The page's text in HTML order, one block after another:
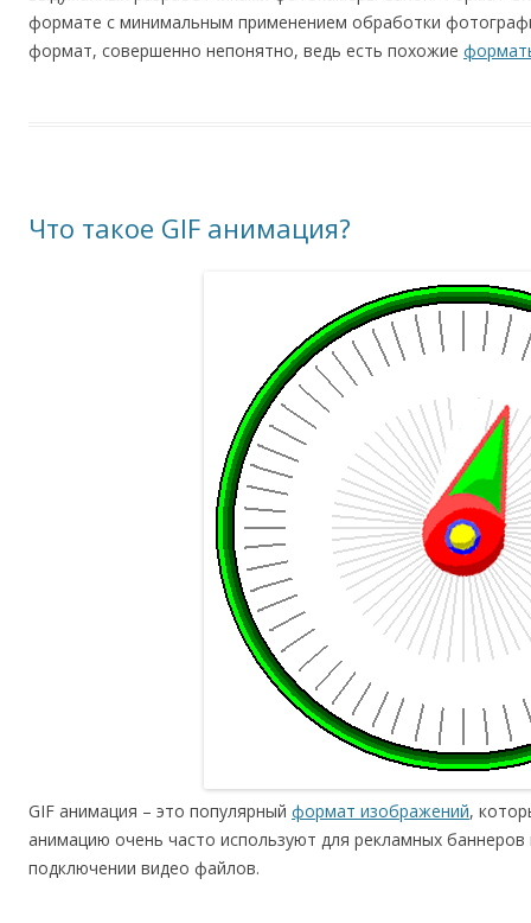
формате с минимальным применением обработки
формат, совершенно непонятно, ведь есть похожие
Что такое GIF анимация?
GIF анимация – это популярный формат изображений,
анимацию очень часто используют для рекламных
подключении видео файлов.